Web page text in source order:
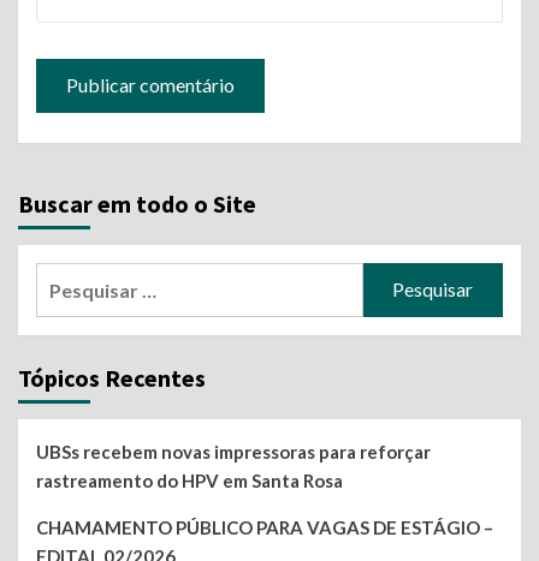
Buscar em todo o Site
Tópicos Recentes
UBSs recebem novas impressoras para reforçar
rastreamento do HPV em Santa Rosa
CHAMAMENTO PÚBLICO PARA VAGAS DE ESTÁGIO –
EDITAL 02/2026